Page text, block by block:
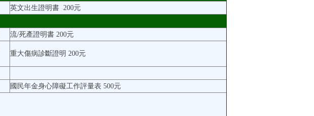
英文出生證明書 200元
流/死產證明書 200元
重大傷病診斷證明 200元
國民年金身心障礙工作評量表 500元